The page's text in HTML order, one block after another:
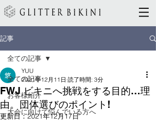
記事
全ての記事
お客様紹介
大会に向けて悩んでいる方へ
全ての記事
FWJ ビキニへ挑戦をする目的…理
由。団体選びのポイント!
YUU
2021年12月11日 読了時間: 3分
更新日：2021年12月17日